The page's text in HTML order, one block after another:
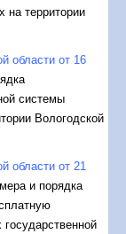
на территории
области от 16
системы
Вологодской
области от 21
и порядка